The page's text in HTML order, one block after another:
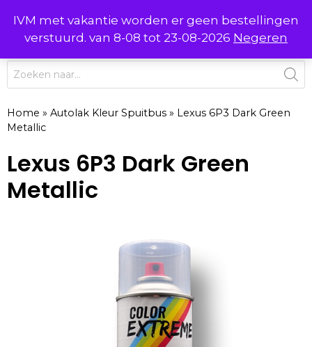
IVM met vakantie worden er geen bestellingen
verstuurd. van 8-08 tot 23-08-2026 Negeren
naar
inhoud
0 MENU
Producten
zoeken
Home » Autolak Kleur Spuitbus » Lexus 6P3 Dark Green
Metallic
Lexus 6P3 Dark Green
Metallic